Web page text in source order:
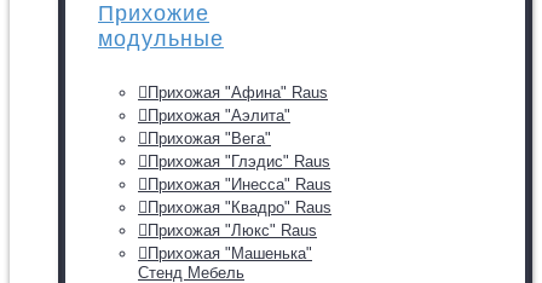
Прихожие
модульные
Прихожая "Афина" Raus
Прихожая "Аэлита"
Прихожая "Вега"
Прихожая "Глэдис" Raus
Прихожая "Инесса" Raus
Прихожая "Квадро" Raus
Прихожая "Люкс" Raus
Прихожая "Машенька"
Стенд Мебель